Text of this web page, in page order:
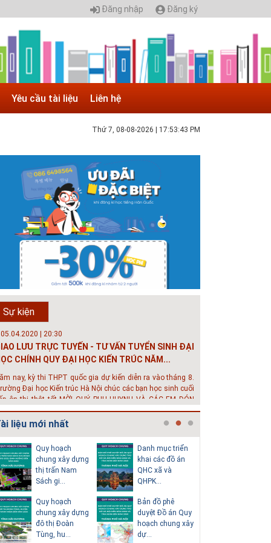
Đăng nhập Đăng ký
Yêu cầu tài liệu Liên hệ
Thứ 7, 08-08-2026 17:53:44 PM
Sự kiện
05.04.2025 | 17:16
Tuyển sinh 2025, Khoa kỹ thuật hạ tầng và môi
trường đô thị - Đại học Kiến trúc...
tin tuyển sinh đại học 2025 Khoa kỹ thuật hạ tầng và
trường đô thị - Đại học Kiến trúc Hà Nội Tuyển sinh đại
với 280 chỉ tiêu, thời gian đào tạo 4,5 năm
| 20:30
LƯU TRỰC TUYẾN - TƯ VẤN TUYỂN SINH ĐẠI
CHÍNH QUY ĐẠI HỌC KIẾN TRÚC NĂM...
nay, kỳ thi THPT quốc gia dự kiến diễn ra vào tháng 8.
Đại học Kiến trúc Hà Nội chúc các bạn học sinh cuối
ôn thi thật tốt MỜI QUÝ PHỤ HUYNH VÀ CÁC EM ĐÓN
GIAO LƯU TRỰC TUYẾN "TƯ VẤN TUYỂN SINH ĐẠI H...
08.07.2019 | 17:58
sinh 2019 - Khoa Kỹ Thuật Hạ tầng và Môi
đô thị - trường Đại học Ki...
mức điểm thi Tốt nghiệp THPT từ 14 đến 16 điểm, các
vẫn hoàn toàn có thể theo học 1 trong những ngành
tốt nhất và có đầu ra tốt nhất trong lĩnh vực Xây Dựng
nay ở khoa ĐÔ THỊ. Khoa Đô Thị bảo đảm 100% t...
26.06.2018 | 10:57
thảo quốc tế ''Xây dựng đô thị thông minh –
liệu mới nhất
Quy hoạch
chung xây dựng
thị trấn Nam
Sách gi...
Quy hoạch
chung xây dựng
đô thị Đoàn
Tùng, hu...
Danh mục triển
khai các đồ án
QHC xã và
QHPK...
Bản đồ phê
duyệt Đồ án Quy
hoạch chung xây
dự...